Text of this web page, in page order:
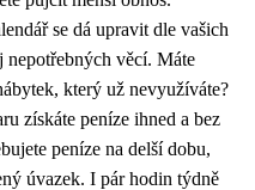
se dá upravit dle vašich
nepotřebných věcí. Máte
který už nevyužíváte?
získáte peníze ihned a bez
peníze na delší dobu,
úvazek. I pár hodin týdně